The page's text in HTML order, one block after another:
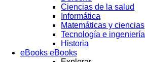
Ciencias de la salud
Informática
Matemáticas y ciencias
Tecnología e ingeniería
Historia
eBooks eBooks